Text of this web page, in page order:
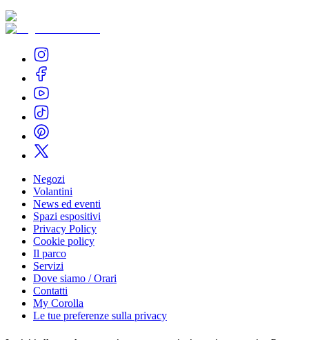
Negozi
Volantini
News ed eventi
Spazi espositivi
Privacy Policy
Cookie policy
Il parco
Servizi
Dove siamo / Orari
Contatti
My Corolla
Le tue preferenze sulla privacy